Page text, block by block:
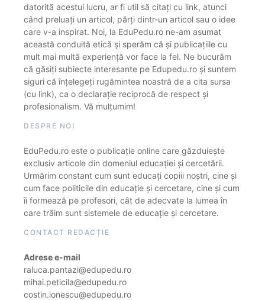
datorită acestui lucru, ar fi util să citați cu link, atunci
când preluați un articol, părți dintr-un articol sau o idee
care v-a inspirat. Noi, la EduPedu.ro ne-am asumat
această conduită etică și sperăm că și publicațiile cu
mult mai multă experiență vor face la fel. Ne bucurăm
că găsiți subiecte interesante pe Edupedu.ro și suntem
siguri că înțelegeți rugămintea noastră de a cita sursa
(cu link), ca o declarație reciprocă de respect și
profesionalism. Vă mulțumim!
DESPRE NOI
EduPedu.ro este o publicație online care găzduiește
exclusiv articole din domeniul educației și cercetării.
Urmărim constant cum sunt educați copiii noștri, cine și
cum face politicile din educație și cercetare, cine și cum
îi formează pe profesori, cât de adecvate la lumea în
care trăim sunt sistemele de educație și cercetare.
CONTACT REDACȚIE
Adrese e-mail
raluca.pantazi@edupedu.ro
mihai.peticila@edupedu.ro
costin.ionescu@edupedu.ro